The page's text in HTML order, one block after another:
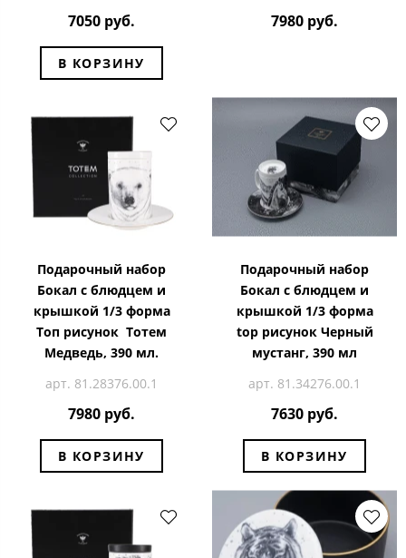
7050 руб.
В КОРЗИНУ
7980 руб.
Подарочный набор
Бокал с блюдцем и
крышкой 1/3 форма
Топ рисунок Тотем
Медведь, 390 мл.
арт. 81.28376.00.1
7980 руб.
В КОРЗИНУ
Подарочный набор
Бокал с блюдцем и
крышкой 1/3 форма
top рисунок Черный
мустанг, 390 мл
арт. 81.34276.00.1
7630 руб.
В КОРЗИНУ